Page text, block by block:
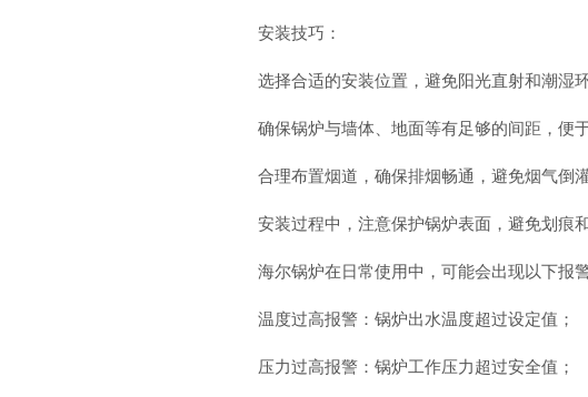
安装技巧：
选择合适的安装位置，避免阳光直射和潮湿
确保锅炉与墙体、地面等有足够的间距，便
合理布置烟道，确保排烟畅通，避免烟气倒灌
安装过程中，注意保护锅炉表面，避免划痕和
海尔锅炉在日常使用中，可能会出现以下报
温度过高报警：锅炉出水温度超过设定值；
压力过高报警：锅炉工作压力超过安全值；